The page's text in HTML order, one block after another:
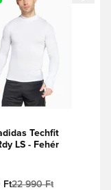
Techfit
LS - Fehér
Ft22 990 Ft